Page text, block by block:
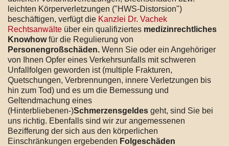
leichten Körperverletzungen ("HWS-Distorsion")
beschäftigen, verfügt die Kanzlei Dr. Vachek
Rechtsanwälte über ein qualifiziertes medizinrechtliches
Knowhowfür die Regulierung von
Personengroßschäden. Wenn Sie oder ein Angehöriger
von Ihnen Opfer eines Verkehrsunfalls mit schweren
Unfallfolgen geworden ist (multiple Frakturen,
Quetschungen, Verbrennungen, innere Verletzungen bis
hin zum Tod) und es um die Bemessung und
Geltendmachung eines
(Hinterbliebenen-)Schmerzensgeldes geht, sind Sie bei
uns richtig. Ebenfalls sind wir zur angemessenen
Bezifferung der sich aus den körperlichen
Einschränkungen ergebenden Folgeschäden